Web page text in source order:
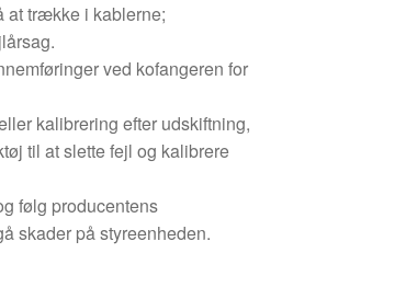
at trække i kablerne;
ved kofangeren for
kalibrering efter udskiftning,
til at slette fejl og kalibrere
følg producentens
skader på styreenheden.